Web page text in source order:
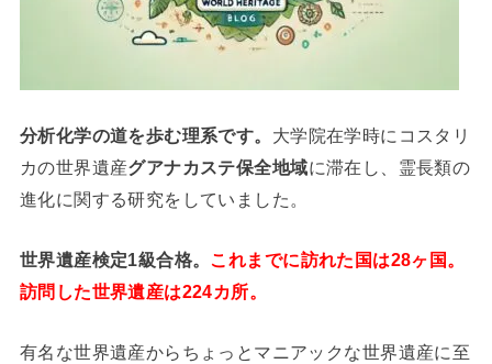
分析化学の道を歩む理系です。 大学院在学時にコスタリ
カの世界遺産グアナカステ保全地域に滞在し、霊長類の
進化に関する研究をしていました。
世界遺産検定1級合格。 これまでに訪れた国は28ヶ国。
訪問した世界遺産は224カ所。
有名な世界遺産からちょっとマニアックな世界遺産に至